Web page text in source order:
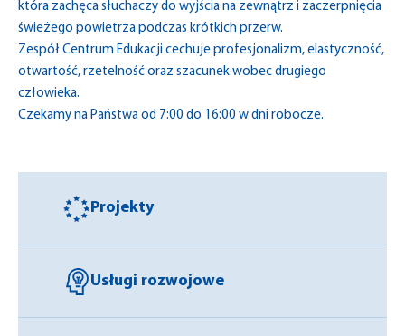
która zachęca słuchaczy do wyjścia na zewnątrz i zaczerpnięcia
świeżego powietrza podczas krótkich przerw.
Zespół Centrum Edukacji cechuje profesjonalizm, elastyczność,
otwartość, rzetelność oraz szacunek wobec drugiego
człowieka.
Czekamy na Państwa od 7:00 do 16:00 w dni robocze.
Projekty
Usługi rozwojowe